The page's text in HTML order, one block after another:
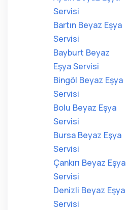
Servisi
Bartın Beyaz Eşya
Servisi
Bayburt Beyaz
Eşya Servisi
Bingöl Beyaz Eşya
Servisi
Bolu Beyaz Eşya
Servisi
Bursa Beyaz Eşya
Servisi
Çankırı Beyaz Eşya
Servisi
Denizli Beyaz Eşya
Servisi